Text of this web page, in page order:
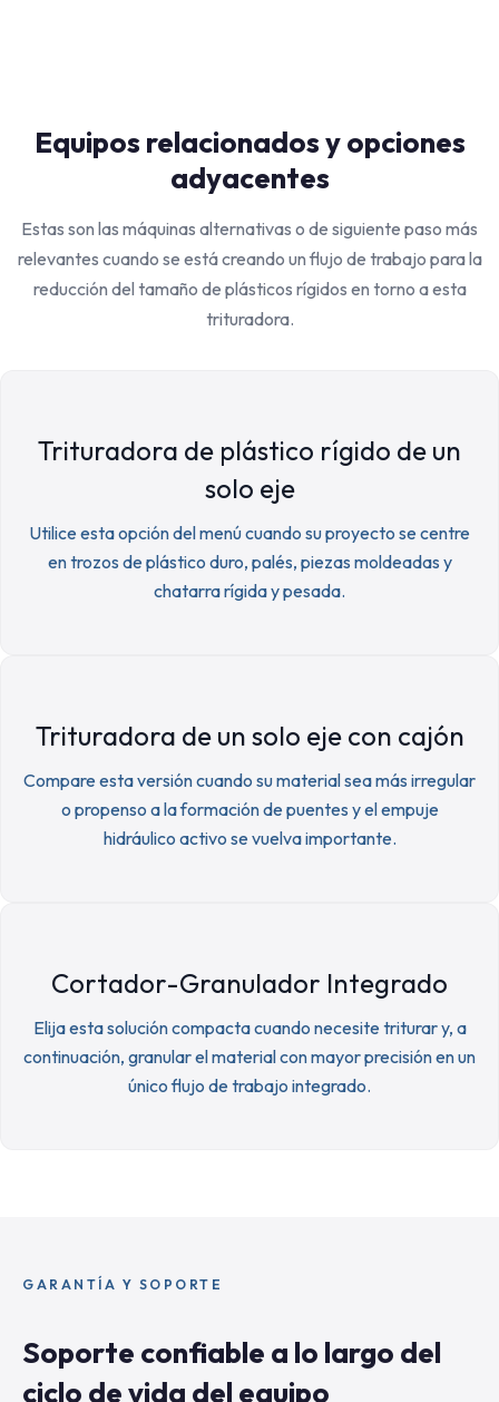
Equipos relacionados y opciones
adyacentes
Estas son las máquinas alternativas o de siguiente paso más
relevantes cuando se está creando un flujo de trabajo para la
reducción del tamaño de plásticos rígidos en torno a esta
trituradora.
Trituradora de plástico rígido de un
solo eje
Utilice esta opción del menú cuando su proyecto se centre
en trozos de plástico duro, palés, piezas moldeadas y
chatarra rígida y pesada.
Trituradora de un solo eje con cajón
Compare esta versión cuando su material sea más irregular
o propenso a la formación de puentes y el empuje
hidráulico activo se vuelva importante.
Cortador-Granulador Integrado
Elija esta solución compacta cuando necesite triturar y, a
continuación, granular el material con mayor precisión en un
único flujo de trabajo integrado.
GARANTÍA Y SOPORTE
Soporte confiable a lo largo del
ciclo de vida del equipo